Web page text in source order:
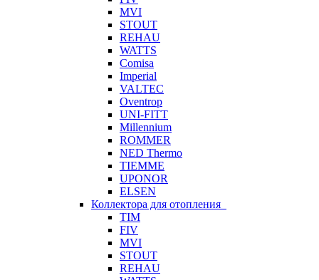
MVI
STOUT
REHAU
WATTS
Comisa
Imperial
VALTEC
Oventrop
UNI-FITT
Millennium
ROMMER
NED Thermo
TIEMME
UPONOR
ELSEN
Коллектора для отопления
TIM
FIV
MVI
STOUT
REHAU